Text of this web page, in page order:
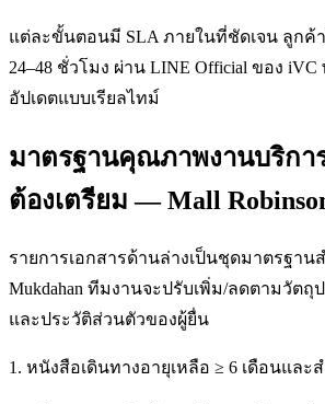
แต่ละขั้นตอนมี SLA ภายในที่ชัดเจน ลูกค้
24–48 ชั่วโมง ผ่าน LINE Official ของ iVC
อัปเดตแบบเรียลไทม์
มาตรฐานคุณภาพงานบริกา
ต้องเตรียม — Mall
รายการเอกสารด้านล่างเป็นชุดมาตรฐานส
Mukdahan ทีมงานจะปรับเพิ่ม/ลดตามวัตถุ
และประวัติส่วนตัวของผู้ยื่น
1. หนังสือเดินทางอายุเหลือ ≥ 6 เดือนและ